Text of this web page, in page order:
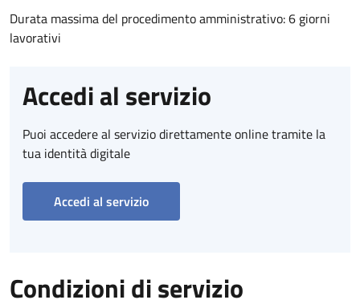
Durata massima del procedimento amministrativo: 6 giorni
lavorativi
Accedi al servizio
Puoi accedere al servizio direttamente online tramite la
tua identità digitale
Accedi al servizio
Condizioni di servizio